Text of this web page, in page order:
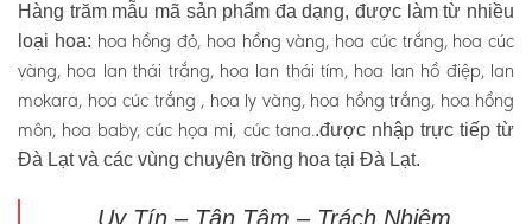
Hàng trăm mẫu mã sản phẩm đa dạng, được làm từ nhiều
loại hoa: hoa hồng đỏ, hoa hồng vàng, hoa cúc trắng, hoa cúc
vàng, hoa lan thái trắng, hoa lan thái tím, hoa lan hồ điệp, lan
mokara, hoa cúc trắng , hoa ly vàng, hoa hồng trắng, hoa hồng
môn, hoa baby, cúc họa mi, cúc tana..được nhập trực tiếp từ
Đà Lạt và các vùng chuyên trồng hoa tại Đà Lạt.
Uy Tín – Tận Tậm – Trách Nhiệm